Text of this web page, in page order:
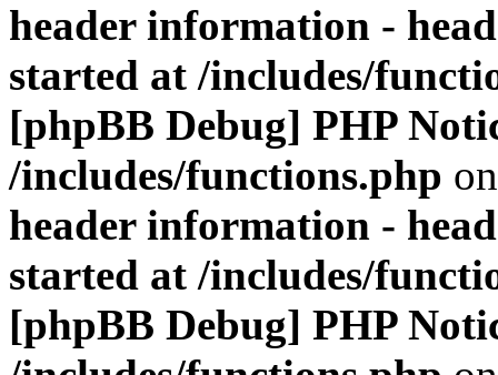
header information -
started at /includes/
[phpBB Debug] PHP
/includes/functions.php
header information -
started at /includes/
[phpBB Debug] PHP